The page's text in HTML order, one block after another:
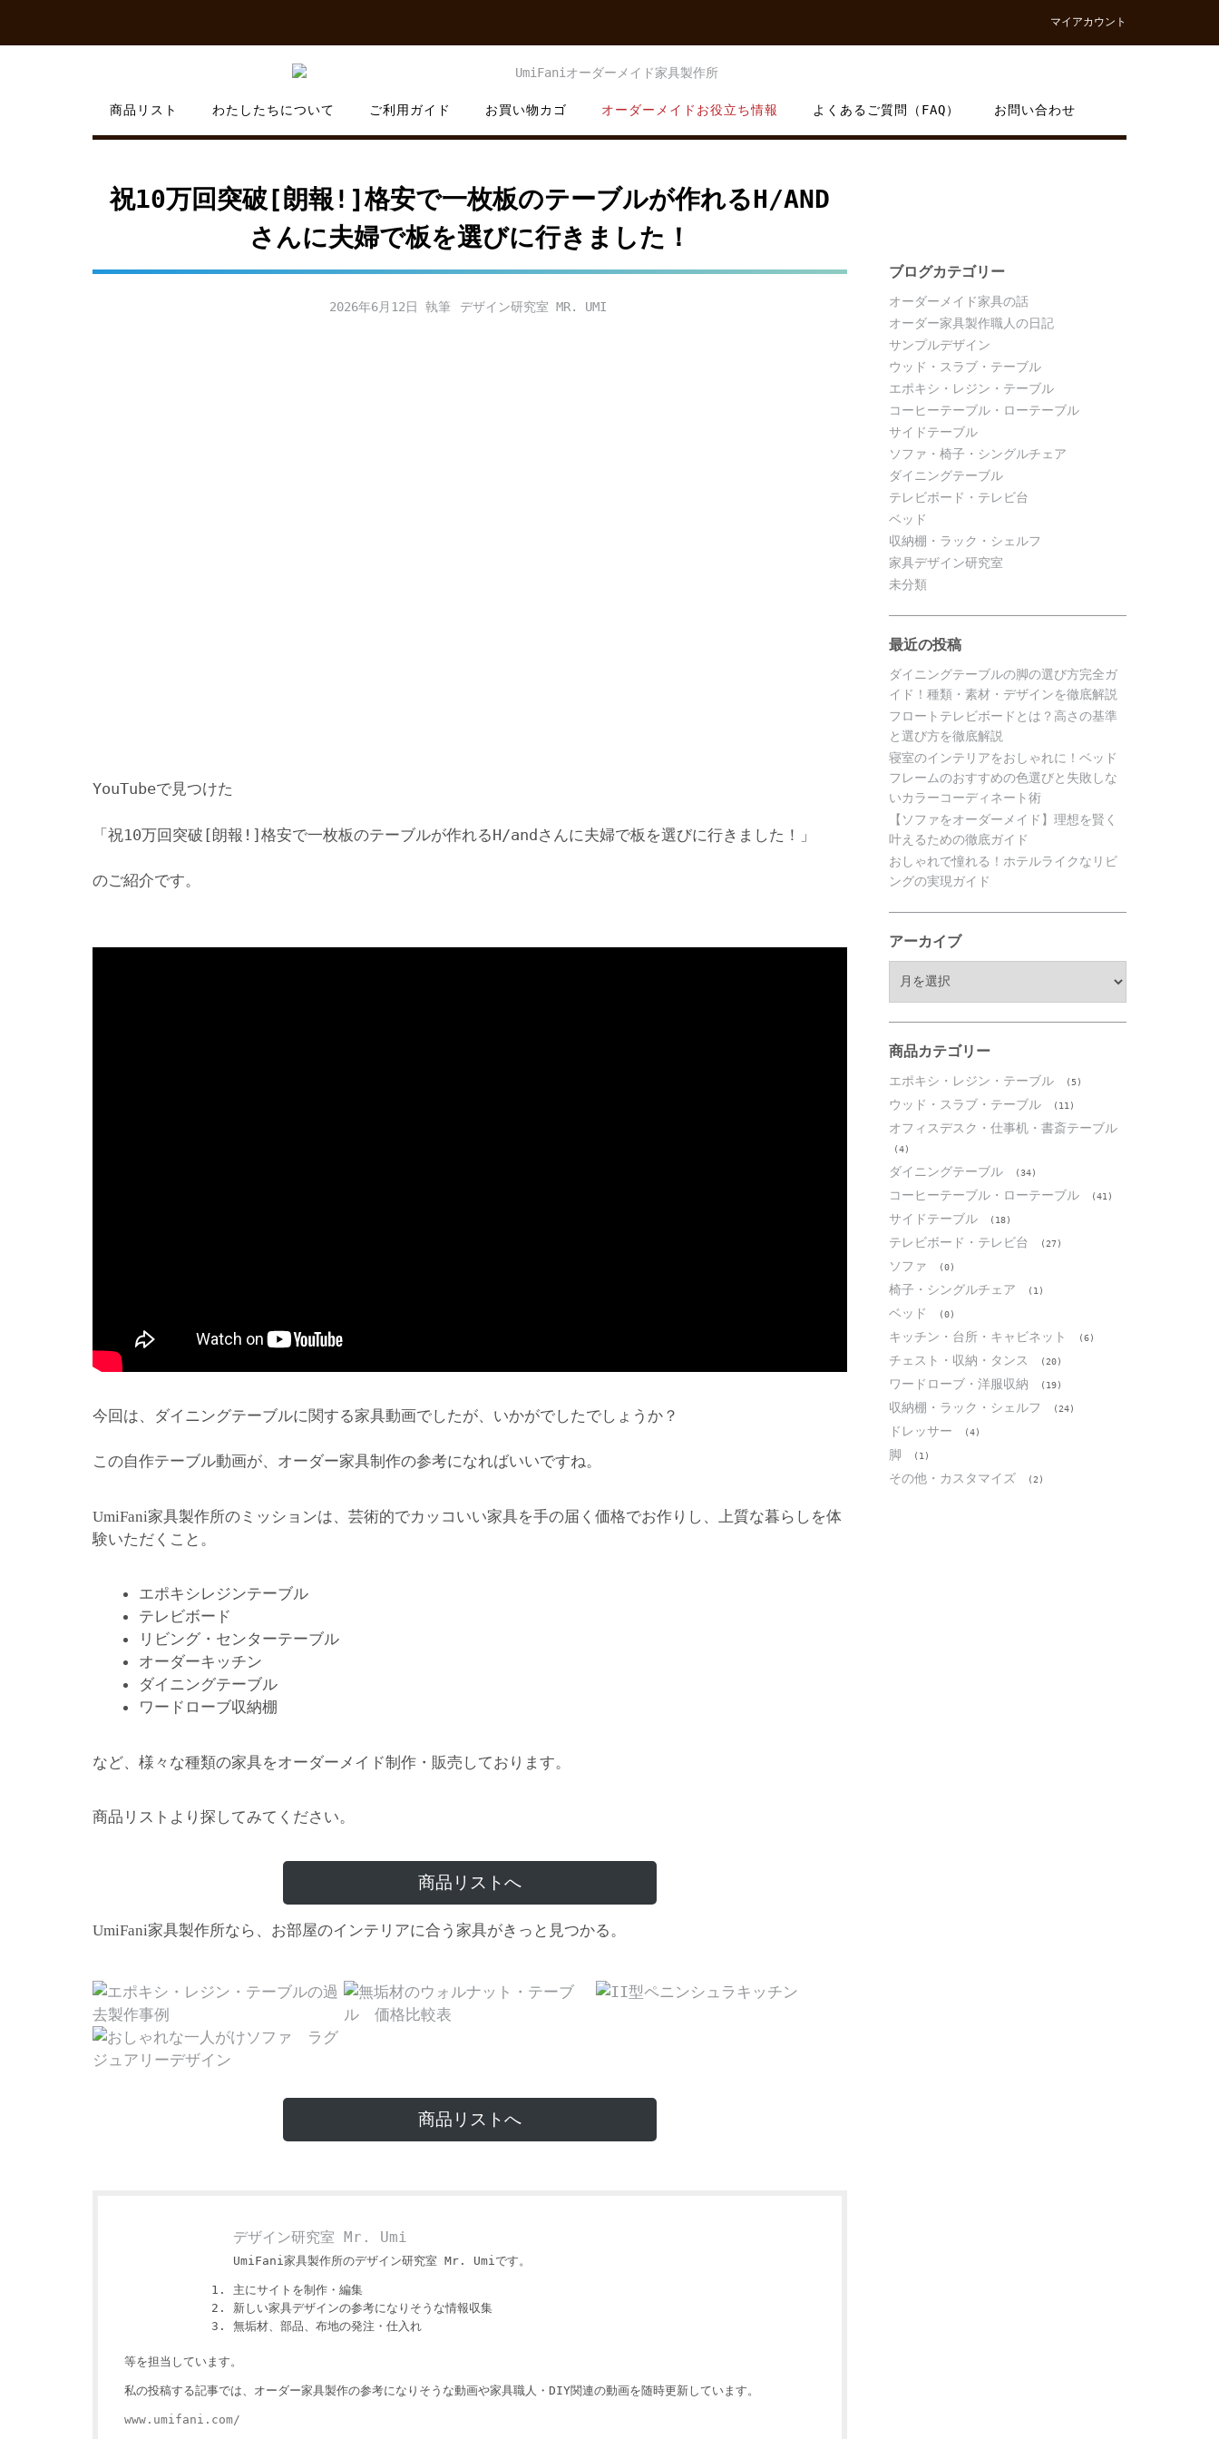
content
マイアカウント
商品リスト わたしたちについて ご利用ガイド お買い物カゴ オーダーメイドお役立ち情報 よくあるご質問（FAQ） お問い合わせ
祝10万回突破[朗報!]格安で一枚板のテーブルが作れるH/AND
さんに夫婦で板を選びに行きました！
2026年6月12日 デザイン研究室 MR. UMI
YouTubeで見つけた
「祝10万回突破[朗報!]格安で一枚板のテーブルが作れるH/andさんに夫婦で板を選びに行きました！」
のご紹介です。
今回は、ダイニングテーブルに関する家具動画でしたが、いかがでしたでしょうか？
この自作テーブル動画が、オーダー家具制作の参考になればいいですね。
UmiFani家具製作所のミッションは、芸術的でカッコいい家具を手の届く価格でお作りし、上質な暮らしを体
験いただくこと。
エポキシレジンテーブル
テレビボード
リビング・センターテーブル
オーダーキッチン
ダイニングテーブル
ワードローブ収納棚
など、様々な種類の家具をオーダーメイド制作・販売しております。
商品リストより探してみてください。
商品リストへ
UmiFani家具製作所なら、お部屋のインテリアに合う家具がきっと見つかる。
商品リストへ
デザイン研究室 Mr. Umi
UmiFani家具製作所のデザイン研究室 Mr. Umiです。
主にサイトを制作・編集
新しい家具デザインの参考になりそうな情報収集
無垢材、部品、布地の発注・仕入れ
等を担当しています。
私の投稿する記事では、オーダー家具製作の参考になりそうな動画や家具職人・DIY関連の動画を随時更新しています。
www.umifani.com/
ブログカテゴリー
オーダーメイド家具の話
オーダー家具製作職人の日記
サンプルデザイン
ウッド・スラブ・テーブル
エポキシ・レジン・テーブル
コーヒーテーブル・ローテーブル
サイドテーブル
ソファ・椅子・シングルチェア
ダイニングテーブル
テレビボード・テレビ台
ベッド
収納棚・ラック・シェルフ
家具デザイン研究室
未分類
最近の投稿
ダイニングテーブルの脚の選び方完全ガ
イド！種類・素材・デザインを徹底解説
フロートテレビボードとは？高さの基準
と選び方を徹底解説
寝室のインテリアをおしゃれに！ベッド
フレームのおすすめの色選びと失敗しな
いカラーコーディネート術
【ソファをオーダーメイド】理想を賢く
叶えるための徹底ガイド
おしゃれで憧れる！ホテルライクなリビ
ングの実現ガイド
アーカイブ
ブ
商品カテゴリー
エポキシ・レジン・テーブル (5)
ウッド・スラブ・テーブル (11)
オフィスデスク・仕事机・書斎テーブル
(4)
ダイニングテーブル (34)
コーヒーテーブル・ローテーブル (41)
サイドテーブル (18)
テレビボード・テレビ台 (27)
ソファ (0)
椅子・シングルチェア (1)
ベッド (0)
キッチン・台所・キャビネット (6)
チェスト・収納・タンス (20)
ワードローブ・洋服収納 (19)
収納棚・ラック・シェルフ (24)
ドレッサー (4)
脚 (1)
その他・カスタマイズ (2)